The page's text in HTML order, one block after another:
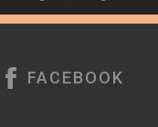
FACEBOOK